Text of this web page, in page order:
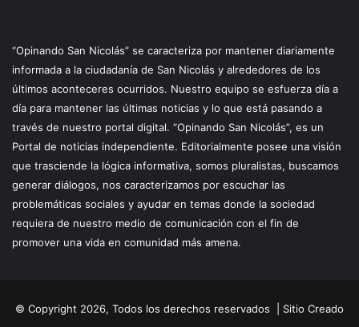
“Opinando San Nicolás” se caracteriza por mantener diariamente
informada a la ciudadanía de San Nicolás y alrededores de los
últimos aconteceres ocurridos. Nuestro equipo se esfuerza día a
día para mantener las últimas noticias y lo que está pasando a
través de nuestro portal digital. “Opinando San Nicolás”, es un
Portal de noticias independiente. Editorialmente posee una visión
que trasciende la lógica informativa, somos pluralistas, buscamos
generar diálogos, nos caracterizamos por escuchar las
problemáticas sociales y ayudar en temas donde la sociedad
requiera de nuestro medio de comunicación con el fin de
promover una vida en comunidad más amena.
© Copyright 2026, Todos los derechos reservados | Sitio Creado